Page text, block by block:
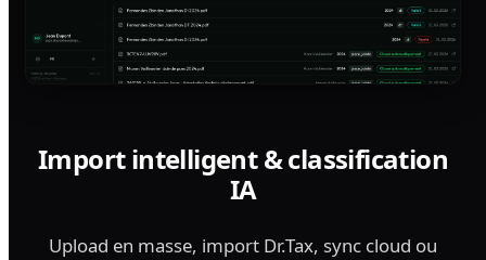
Import intelligent & classification
IA
Upload en masse, import Dr.Tax, sync cloud ou